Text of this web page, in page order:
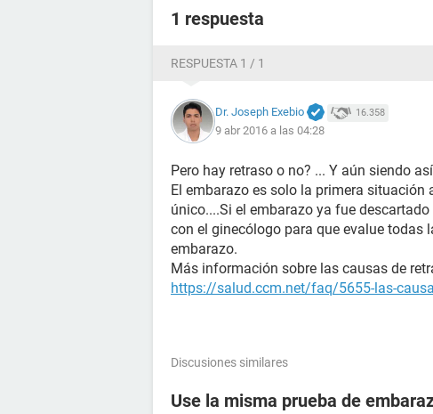
1 respuesta
RESPUESTA 1 / 1
Dr. Joseph Exebio 16.358
9 abr 2016 a las 04:28
Pero hay retraso o no? ... Y aún siendo
El embarazo es solo la primera situación
único....Si el embarazo ya fue
con el ginecólogo para que evalue todas
embarazo.
Más información sobre las causas de
https://salud.ccm.net/faq/5655-las-
Discusiones similares
Use la misma prueba de